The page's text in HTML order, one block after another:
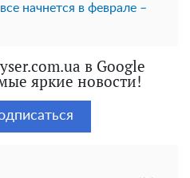
начнется в феврале –
в Google
яркие новости!